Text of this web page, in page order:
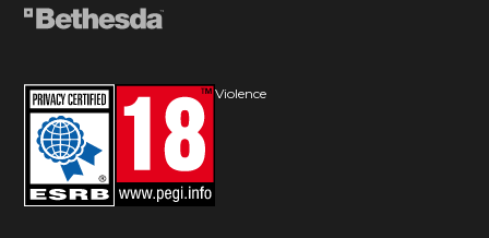
Violence